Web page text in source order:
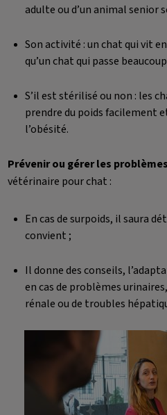
adulte ou d’un animal senior
Son activité : un chat qui vit
qu’un chat qui passe
S’il est stérilisé ou non : les
prendre du poids facilement
l’obésité.
Prévenir ou gérer les
vétérinaire pour chat :
En cas de surpoids, il saura
convient ;
Il donne des conseils,
en cas de problèmes
rénale ou de troubles